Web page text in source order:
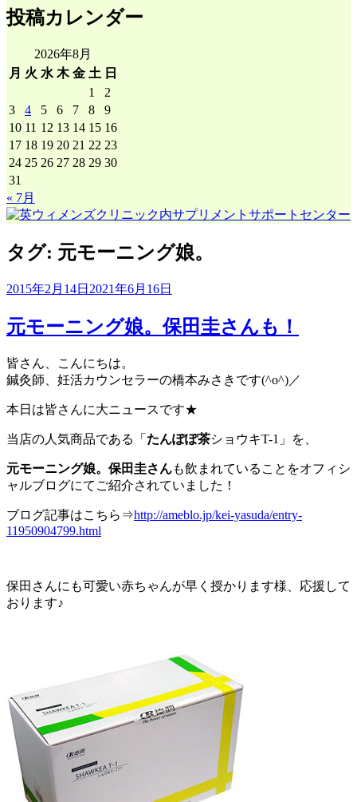
投稿カレンダー
2026年8月
月 火 水 木 金 土 日
1
2
3
4 5 6 7 8
9
10 11 12 13 14 15 16
17 18 19 20 21 22 23
24 25 26 27 28 29 30
31
« 7月
タグ: 元モーニング娘。
2015年2月14日 2021年6月16日
元モーニング娘。保田圭さんも！
皆さん、こんにちは。
鍼灸師、妊活カウンセラーの橋本みさきです(^o^)／
本日は皆さんに大ニュースです★
当店の人気商品である「 たんぽぽ茶ショウキT-1」を、
元モーニング娘。保田圭さんも飲まれていることをオフィシ
ャルブログにてご紹介されていました！
ブログ記事はこちら⇒http://ameblo.jp/kei-yasuda/entry-
11950904799.html
保田さんにも可愛い赤ちゃんが早く授かります様、応援して
おります♪